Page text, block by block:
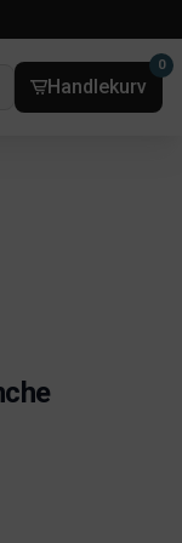
Handlekurv
0